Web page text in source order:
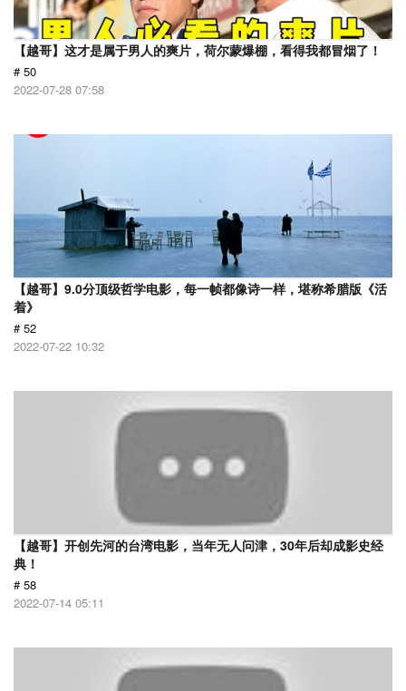
【越哥】这才是属于男人的爽片，荷尔蒙爆棚，看得我都冒烟了！
# 50
2022-07-28 07:58
【越哥】9.0分顶级哲学电影，每一帧都像诗一样，堪称希腊版《活
着》
# 52
2022-07-22 10:32
【越哥】开创先河的台湾电影，当年无人问津，30年后却成影史经
典！
# 58
2022-07-14 05:11